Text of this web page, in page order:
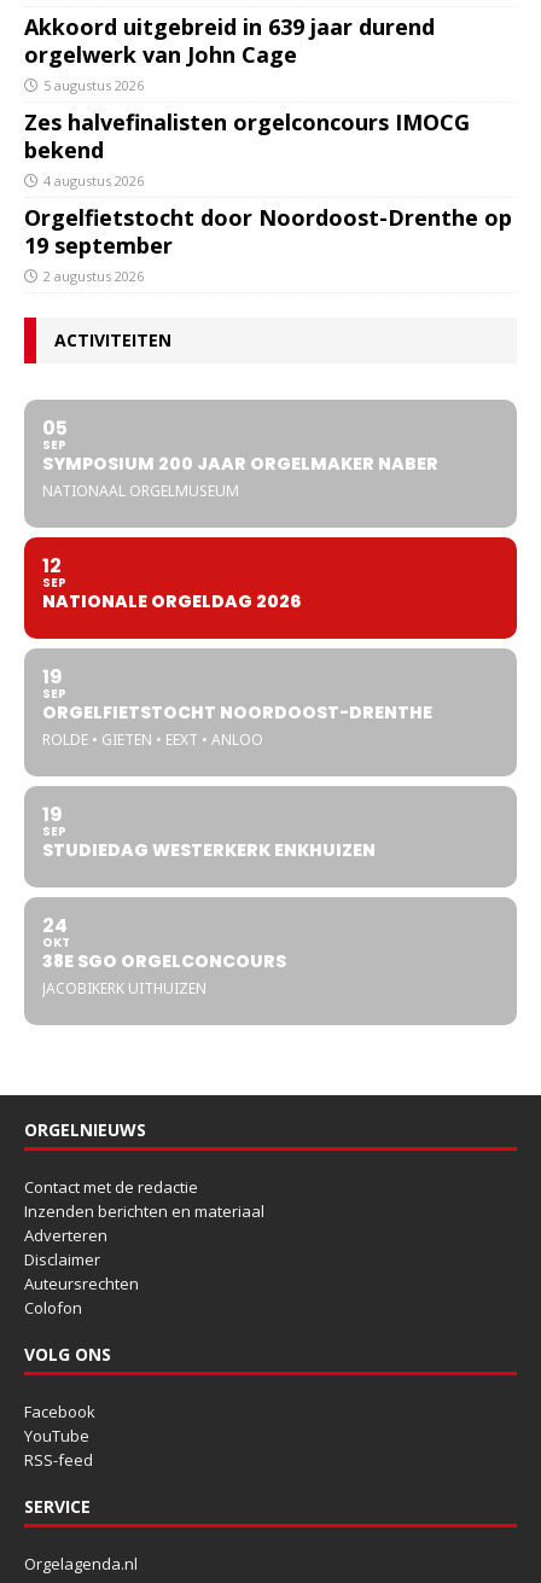
Akkoord uitgebreid in 639 jaar durend
orgelwerk van John Cage
5 augustus 2026
Zes halvefinalisten orgelconcours IMOCG
bekend
4 augustus 2026
Orgelfietstocht door Noordoost-Drenthe op
19 september
2 augustus 2026
ACTIVITEITEN
05
SEP
SYMPOSIUM 200 JAAR ORGELMAKER NABER
NATIONAAL ORGELMUSEUM
12
SEP
NATIONALE ORGELDAG 2026
19
SEP
ORGELFIETSTOCHT NOORDOOST-DRENTHE
ROLDE • GIETEN • EEXT • ANLOO
19
SEP
STUDIEDAG WESTERKERK ENKHUIZEN
24
OKT
38E SGO ORGELCONCOURS
JACOBIKERK UITHUIZEN
ORGELNIEUWS
Contact met de redactie
Inzenden berichten en materiaal
Adverteren
Disclaimer
Auteursrechten
Colofon
VOLG ONS
Facebook
YouTube
RSS-feed
SERVICE
Orgelagenda.nl